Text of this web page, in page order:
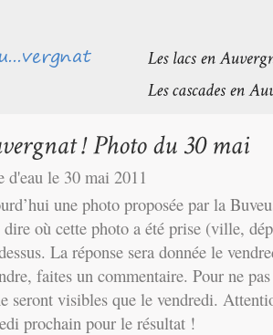
d'eau le 30 mai 2011
une photo proposée par la
dire où cette photo a été prise (ville,
La réponse sera donnée le
faites un commentaire. Pour ne
seront visibles que le vendredi.
prochain pour le résultat !